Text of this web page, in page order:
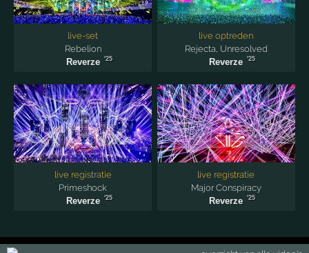
live-set
Rebelion
Reverze
'25
live optreden
Rejecta, Unresolved
Reverze
'25
live registratie
Primeshock
Reverze
'25
live registratie
Major Conspiracy
Reverze
'25